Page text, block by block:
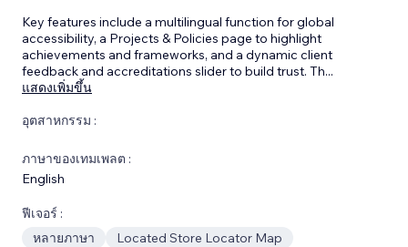
Key features include a multilingual function for global
accessibility, a Projects & Policies page to highlight
achievements and frameworks, and a dynamic client
feedback and accreditations slider to build trust. Th...
แสดงเพิ่มขึ้น
อุตสาหกรรม :
ภาษาของเทมเพลต :
English
ฟีเจอร์ :
หลายภาษา
Located Store Locator Map